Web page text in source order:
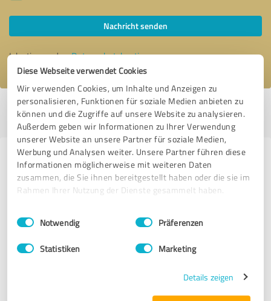
Diese Webseite verwendet Cookies
Wir verwenden Cookies, um Inhalte und Anzeigen zu
personalisieren, Funktionen für soziale Medien anbieten zu
können und die Zugriffe auf unsere Website zu analysieren.
Außerdem geben wir Informationen zu Ihrer Verwendung
unserer Website an unsere Partner für soziale Medien,
Werbung und Analysen weiter. Unsere Partner führen diese
Informationen möglicherweise mit weiteren Daten
zusammen, die Sie ihnen bereitgestellt haben oder die sie im
Rahmen Ihrer Nutzung der Dienste gesammelt haben.
Impressum Datenschutzbestimmungen
Einwilligungsauswahl
Notwendig Präferenzen
Statistiken Marketing
Details zeigen
Nachricht senden
Ich stimme denDatenschutzbestimmungenzu.
Profil aktiv seit 04.02.2019 | Letzte Aktualisierung: 28.07.2026
melden
Erfahrungen zu weiteren
Anbietern aus dem Bereich IT-
Dienstleistungen
VD2.Software